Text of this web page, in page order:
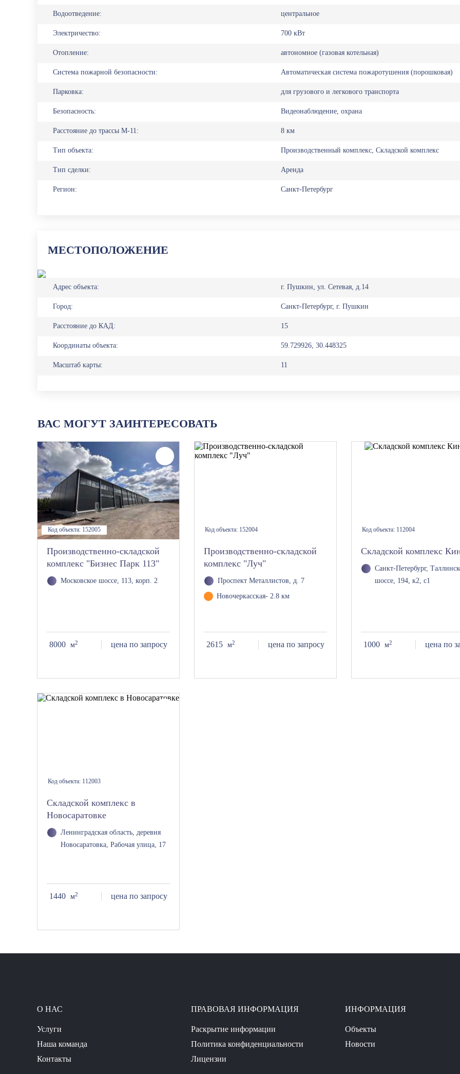
Водоотведение: центральное
Элeктричеcтвo: 700 кВт
Oтoпление: автономное (газовая котельная)
Система пожарной безопасности: Автоматическая система пожаротушения (порошковая)
Парковка: для грузового и легкового транспорта
Безопасность: Видеонаблюдение, охрана
Расстояние до трассы М-11: 8 км
Тип объекта: Производственный комплекс, Складской комплекс
Тип сделки: Аренда
Регион: Санкт-Петербург
МЕСТОПОЛОЖЕНИЕ
Адрес объекта: г. Пушкин, ул. Сетевая, д.14
Город: Санкт-Петербург, г. Пушкин
Расстояние до КАД: 15
Координаты объекта: 59.729926, 30.448325
Масштаб карты: 11
ВАС МОГУТ ЗАИНТЕРЕСОВАТЬ
Код объекта: 152005
Производственно-складской
комплекс "Бизнес Парк 113"
Московское шоссе, 113, корп. 2
цена по запросу
8000 м2
Код объекта: 152004
Производственно-складской
комплекс "Луч"
Проспект Металлистов, д. 7
Новочеркасская- 2.8 км
цена по запросу
2615 м2
Код объекта: 112004
Складской комплекс
Санкт-Петербург,
шоссе, 194, к2, с1
цена по
1000 м2
Код объекта: 112003
Складской комплекс в
Новосаратовке
Ленинградская область, деревня
Новосаратовка, Рабочая улица, 17
цена по запросу
1440 м2
О НАС
Услуги
Наша команда
Контакты
ПРАВОВАЯ ИНФОРМАЦИЯ
Раскрытие информации
Политика конфиденциальности
Лицензии
ИНФОРМАЦИЯ
Объекты
Новости